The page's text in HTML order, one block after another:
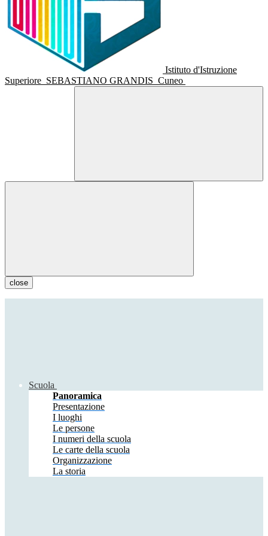
Istituto d'Istruzione
Superiore SEBASTIANO GRANDIS Cuneo
close
Scuola
Panoramica
Presentazione
I luoghi
Le persone
I numeri della scuola
Le carte della scuola
Organizzazione
La storia